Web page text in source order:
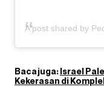
A post shared by
Baca juga:Israel
Kekerasan di